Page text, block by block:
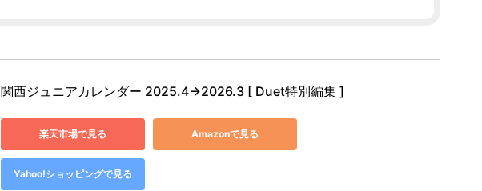
関西ジュニアカレンダー 2025.4→2026.3 [ Duet特別編集 ]
楽天市場で見る Amazonで見る
Yahoo!ショッピングで見る